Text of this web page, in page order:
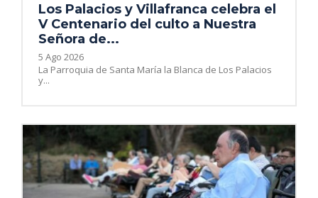
Los Palacios y Villafranca celebra el
V Centenario del culto a Nuestra
Señora de...
5 Ago 2026
La Parroquia de Santa María la Blanca de Los Palacios
y...